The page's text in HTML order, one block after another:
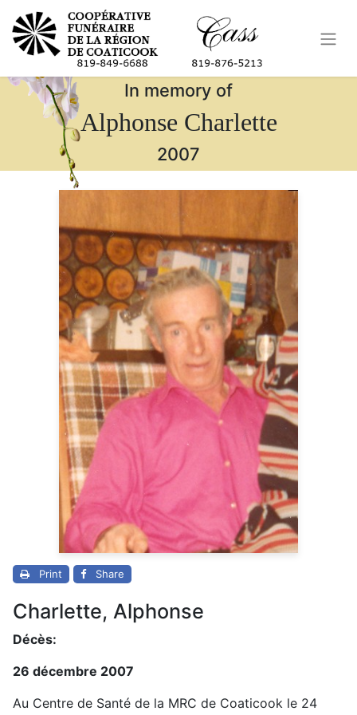
In memory of
Alphonse Charlette
2007
Print Share
Charlette, Alphonse
Décès:
26 décembre 2007
Au Centre de Santé de la MRC de Coaticook le 24